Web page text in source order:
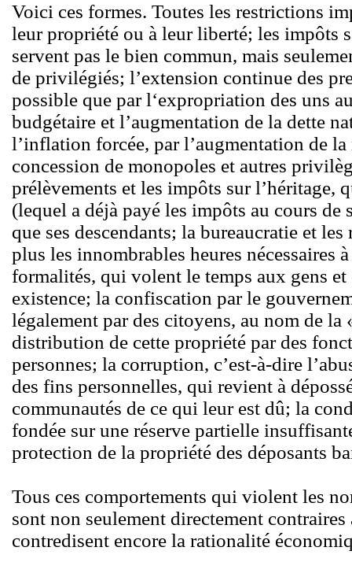
Voici ces formes. Toutes les restrictions
leur propriété ou à leur liberté; les impôts
servent pas le bien commun, mais
de privilégiés; l’extension continue des
possible que par l‘expropriation des uns
budgétaire et l’augmentation de la dette
l’inflation forcée, par l’augmentation de la
concession de monopoles et autres
prélèvements et les impôts sur l’héritage,
(lequel a déjà payé les impôts au cours
que ses descendants; la bureaucratie et
plus les innombrables heures nécessaires
formalités, qui volent le temps aux gens
existence; la confiscation par le
légalement par des citoyens, au nom de la
distribution de cette propriété par des
personnes; la corruption, c’est-à-dire
des fins personnelles, qui revient à
communautés de ce qui leur est dû; la
fondée sur une réserve partielle
protection de la propriété des déposants
Tous ces comportements qui violent les
sont non seulement directement
contredisent encore la rationalité